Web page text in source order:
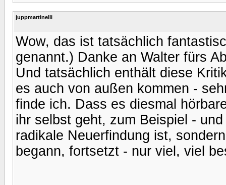
juppmartinelli
Wow, das ist tatsächlich
genannt.) Danke an Walter fürs
Und tatsächlich enthält diese
es auch von außen kommen -
finde ich. Dass es diesmal
ihr selbst geht, zum Beispiel -
radikale Neuerfindung ist,
begann, fortsetzt - nur viel, viel